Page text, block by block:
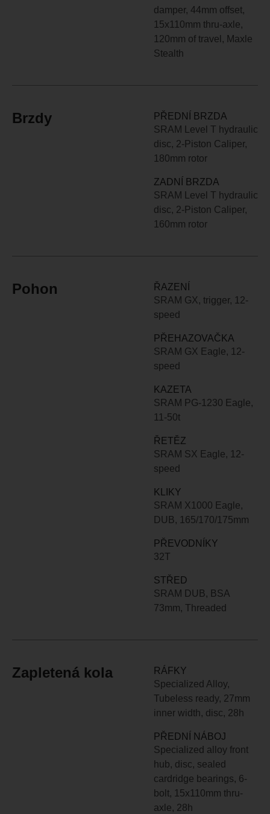
damper, 44mm offset,
15x110mm thru-axle,
120mm of travel, Maxle
Stealth
Brzdy
PŘEDNÍ BRZDA
SRAM Level T hydraulic
disc, 2-Piston Caliper,
180mm rotor
ZADNÍ BRZDA
SRAM Level T hydraulic
disc, 2-Piston Caliper,
160mm rotor
Pohon
ŘAZENÍ
SRAM GX, trigger, 12-
speed
PŘEHAZOVAČKA
SRAM GX Eagle, 12-
speed
KAZETA
SRAM PG-1230 Eagle,
11-50t
ŘETĚZ
SRAM SX Eagle, 12-
speed
KLIKY
SRAM X1000 Eagle,
DUB, 165/170/175mm
PŘEVODNÍKY
32T
STŘED
SRAM DUB, BSA
73mm, Threaded
Zapletená kola
RÁFKY
Specialized Alloy,
Tubeless ready, 27mm
inner width, disc, 28h
PŘEDNÍ NÁBOJ
Specialized alloy front
hub, disc, sealed
cardridge bearings, 6-
bolt, 15x110mm thru-
axle, 28h